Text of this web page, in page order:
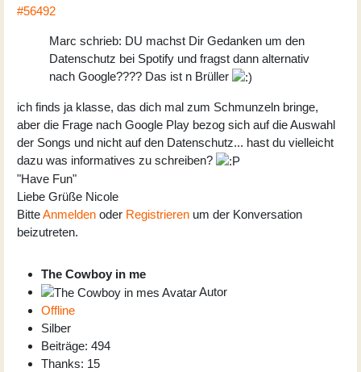
#56492
Marc schrieb: DU machst Dir Gedanken um den
Datenschutz bei Spotify und fragst dann alternativ
nach Google???? Das ist n Brüller
ich finds ja klasse, das dich mal zum Schmunzeln bringe,
aber die Frage nach Google Play bezog sich auf die Auswahl
der Songs und nicht auf den Datenschutz... hast du vielleicht
dazu was informatives zu schreiben?
"Have Fun"
Liebe Grüße Nicole
BitteAnmelden oder Registrieren um der Konversation
beizutreten.
The Cowboy in me
Autor
Offline
Silber
Beiträge: 494
Thanks: 15